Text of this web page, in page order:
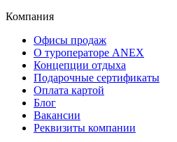
Компания
Офисы продаж
О туроператоре ANEX
Концепции отдыха
Подарочные сертификаты
Оплата картой
Блог
Вакансии
Реквизиты компании